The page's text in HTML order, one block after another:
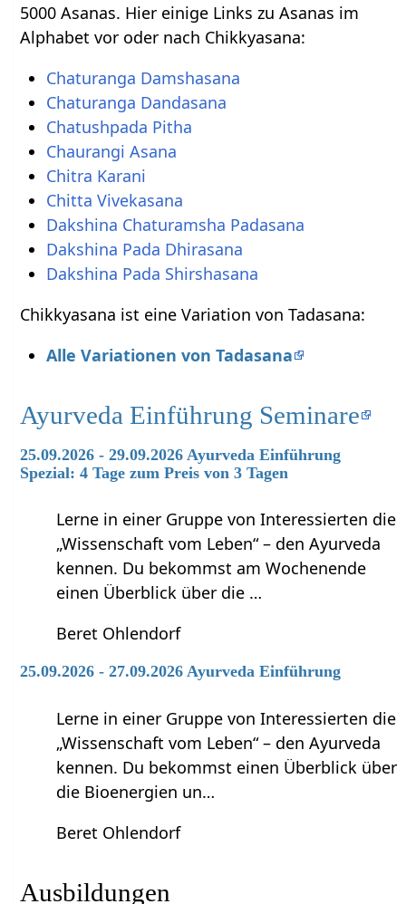
5000 Asanas. Hier einige Links zu Asanas im
Alphabet vor oder nach Chikkyasana:
Chaturanga Damshasana
Chaturanga Dandasana
Chatushpada Pitha
Chaurangi Asana
Chitra Karani
Chitta Vivekasana
Dakshina Chaturamsha Padasana
Dakshina Pada Dhirasana
Dakshina Pada Shirshasana
Chikkyasana ist eine Variation von Tadasana:
Alle Variationen von Tadasana
Ayurveda Einführung Seminare
25.09.2026 - 29.09.2026 Ayurveda Einführung
Spezial: 4 Tage zum Preis von 3 Tagen
Lerne in einer Gruppe von Interessierten die
„Wissenschaft vom Leben“ – den Ayurveda
kennen. Du bekommst am Wochenende
einen Überblick über die …
Beret Ohlendorf
25.09.2026 - 27.09.2026 Ayurveda Einführung
Lerne in einer Gruppe von Interessierten die
„Wissenschaft vom Leben“ – den Ayurveda
kennen. Du bekommst einen Überblick über
die Bioenergien un…
Beret Ohlendorf
Ausbildungen